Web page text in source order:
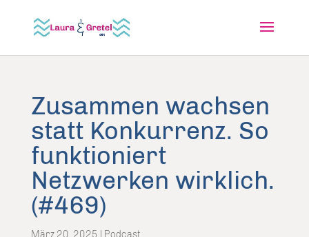
Zusammen wachsen
statt Konkurrenz. So
funktioniert
Netzwerken wirklich.
(#469)
März 20, 2025 Podcast